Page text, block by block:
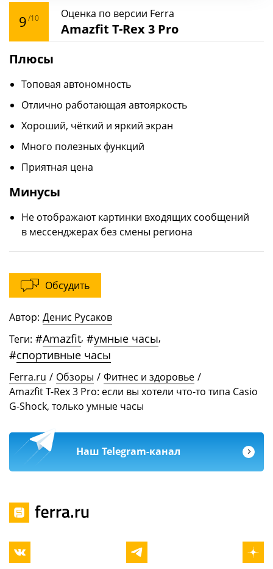
9/10 Оценка по версии Ferra
Amazfit T-Rex 3 Pro
Плюсы
Топовая автономность
Отлично работающая автояркость
Хороший, чёткий и яркий экран
Много полезных функций
Приятная цена
Минусы
Не отображают картинки входящих сообщений
в мессенджерах без смены региона
Обсудить
Автор: Денис Русаков
Теги: #Amazfit, #умные часы,
#спортивные часы
Ferra.ru / Обзоры / Фитнес и здоровье /
Amazfit T-Rex 3 Pro: если вы хотели что-то типа Casio
G-Shock, только умные часы
Наш Telegram-канал